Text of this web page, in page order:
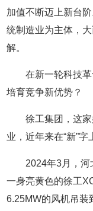
加值不断迈上新台
统制造业为主体，
解。
在新一轮科技
培育竞争新优势？
徐工集团，这
业，近年来在“新”字
2024年3月，河
一身亮黄色的徐工
6.25MW的风机吊装